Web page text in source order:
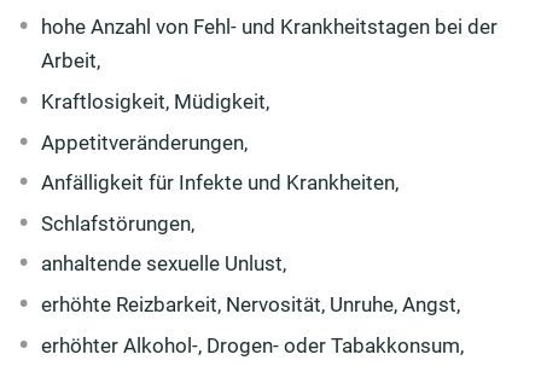
hohe Anzahl von Fehl- und Krankheitstagen bei der
Arbeit,
Kraftlosigkeit, Müdigkeit,
Appetitveränderungen,
Anfälligkeit für Infekte und Krankheiten,
Schlafstörungen,
anhaltende sexuelle Unlust,
erhöhte Reizbarkeit, Nervosität, Unruhe, Angst,
erhöhter Alkohol-, Drogen- oder Tabakkonsum,